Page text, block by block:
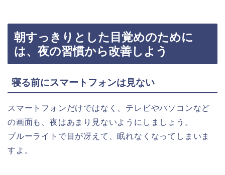
朝すっきりとした目覚めのために
は、夜の習慣から改善しよう
寝る前にスマートフォンは見ない
スマートフォンだけではなく、テレビやパソコンなど
の画面も、夜はあまり見ないようにしましょう。
ブルーライトで目が冴えて、眠れなくなってしまいま
すよ。